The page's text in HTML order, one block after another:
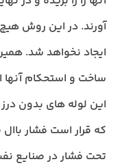
آورند. در این روش
ایجاد نخواهد شد.
ساخت و استحکام آنها
این لوله های بدون
که قرار است فشار
تحت فشار در صنایع